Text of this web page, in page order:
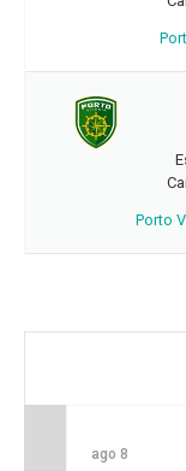
Porto
ago 8